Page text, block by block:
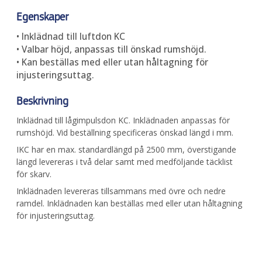
Egenskaper
• Inklädnad till luftdon KC
• Valbar höjd, anpassas till önskad rumshöjd.
• Kan beställas med eller utan håltagning för
injusteringsuttag.
Beskrivning
Inklädnad till lågimpulsdon KC. Inklädnaden anpassas för
rumshöjd. Vid beställning specificeras önskad längd i mm.
IKC har en max. standardlängd på 2500 mm, överstigande
längd levereras i två delar samt med medföljande täcklist
för skarv.
Inklädnaden levereras tillsammans med övre och nedre
ramdel. Inklädnaden kan beställas med eller utan håltagning
för injusteringsuttag.